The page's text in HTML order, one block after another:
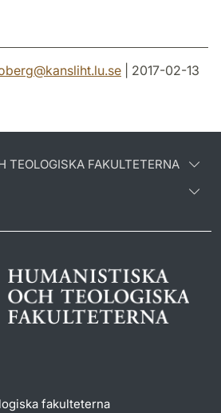
@kansliht.lu.se | 2017-02-13
TEOLOGISKA FAKULTETERNA
fakulteterna